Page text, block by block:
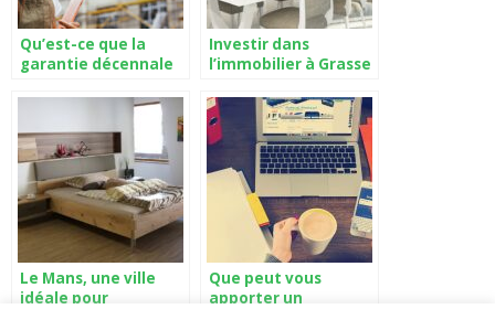
Qu’est-ce que la
garantie décennale
indispensable pour
Investir dans
l’immobilier à Grasse
rentable
Le Mans, une ville
idéale pour
Que peut vous
apporter un